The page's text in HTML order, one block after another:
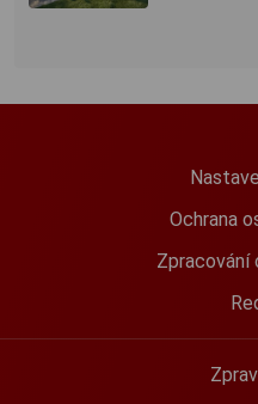
Ochrana
Zpracování